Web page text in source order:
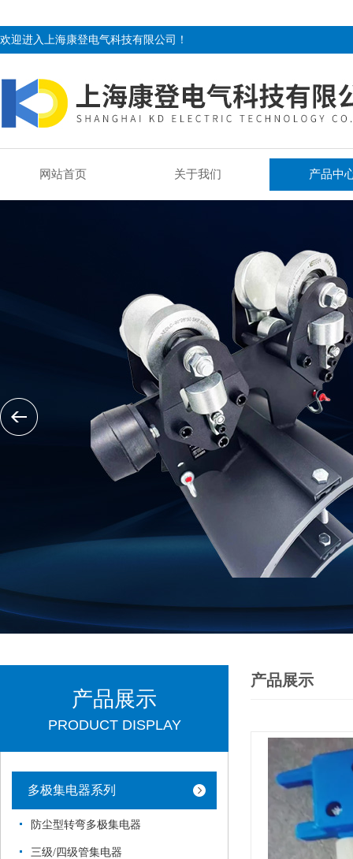
欢迎进入上海康登电气科技有限公司！
网站首页 关于我们 产品中
产品展示
PRODUCT DISPLAY
多极集电器系列
防尘型转弯多极集电器
三级/四级管集电器
产品展示